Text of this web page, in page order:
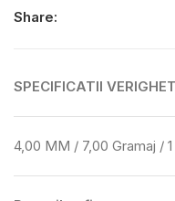
Share:
SPECIFICATII
4,00 MM / 7,00 Gramaj /